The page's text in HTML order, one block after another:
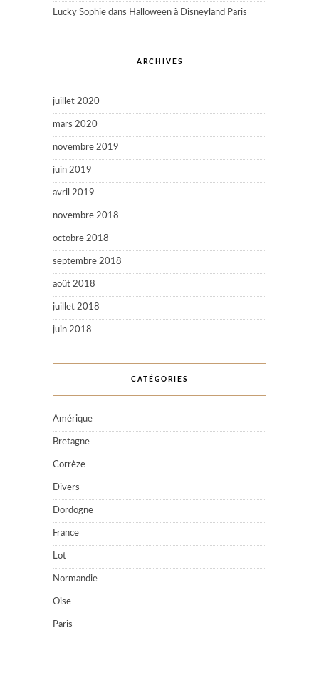
Lucky Sophie dans Halloween à Disneyland Paris
ARCHIVES
juillet 2020
mars 2020
novembre 2019
juin 2019
avril 2019
novembre 2018
octobre 2018
septembre 2018
août 2018
juillet 2018
juin 2018
CATÉGORIES
Amérique
Bretagne
Corrèze
Divers
Dordogne
France
Lot
Normandie
Oise
Paris